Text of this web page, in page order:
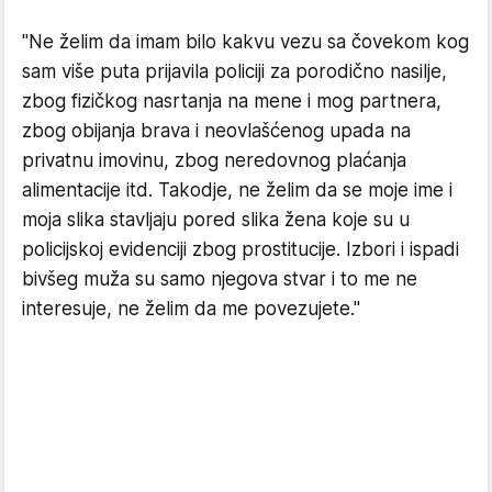
"Ne želim da imam bilo kakvu vezu sa čovekom kog
sam više puta prijavila policiji za porodično nasilje,
zbog fizičkog nasrtanja na mene i mog partnera,
zbog obijanja brava i neovlašćenog upada na
privatnu imovinu, zbog neredovnog plaćanja
alimentacije itd. Takodje, ne želim da se moje ime i
moja slika stavljaju pored slika žena koje su u
policijskoj evidenciji zbog prostitucije. Izbori i ispadi
bivšeg muža su samo njegova stvar i to me ne
interesuje, ne želim da me povezujete."